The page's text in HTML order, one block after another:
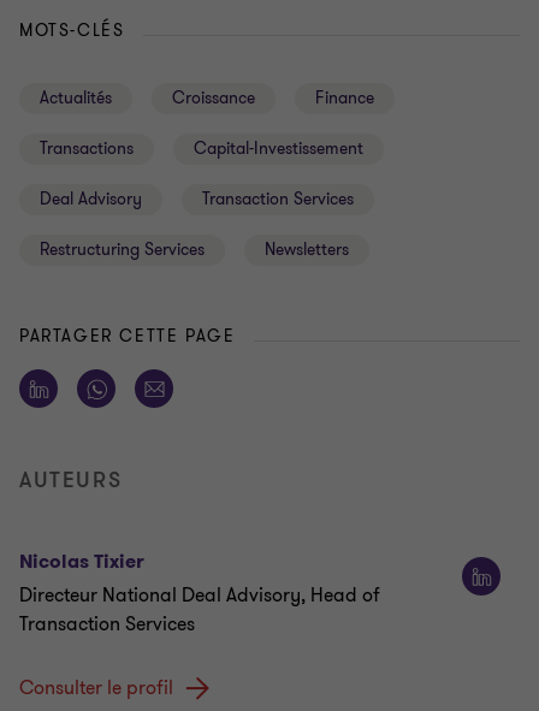
MOTS-CLÉS
Actualités Croissance Finance
Transactions Capital-Investissement
Deal Advisory Transaction Services
Restructuring Services Newsletters
PARTAGER CETTE PAGE
AUTEURS
Nicolas Tixier
Directeur National Deal Advisory, Head of
Transaction Services
Consulter le profil